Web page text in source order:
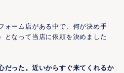
ォーム店がある中で、何が決め手
となって当店に依頼を決めました
だった。近いからすぐ来てくれるか